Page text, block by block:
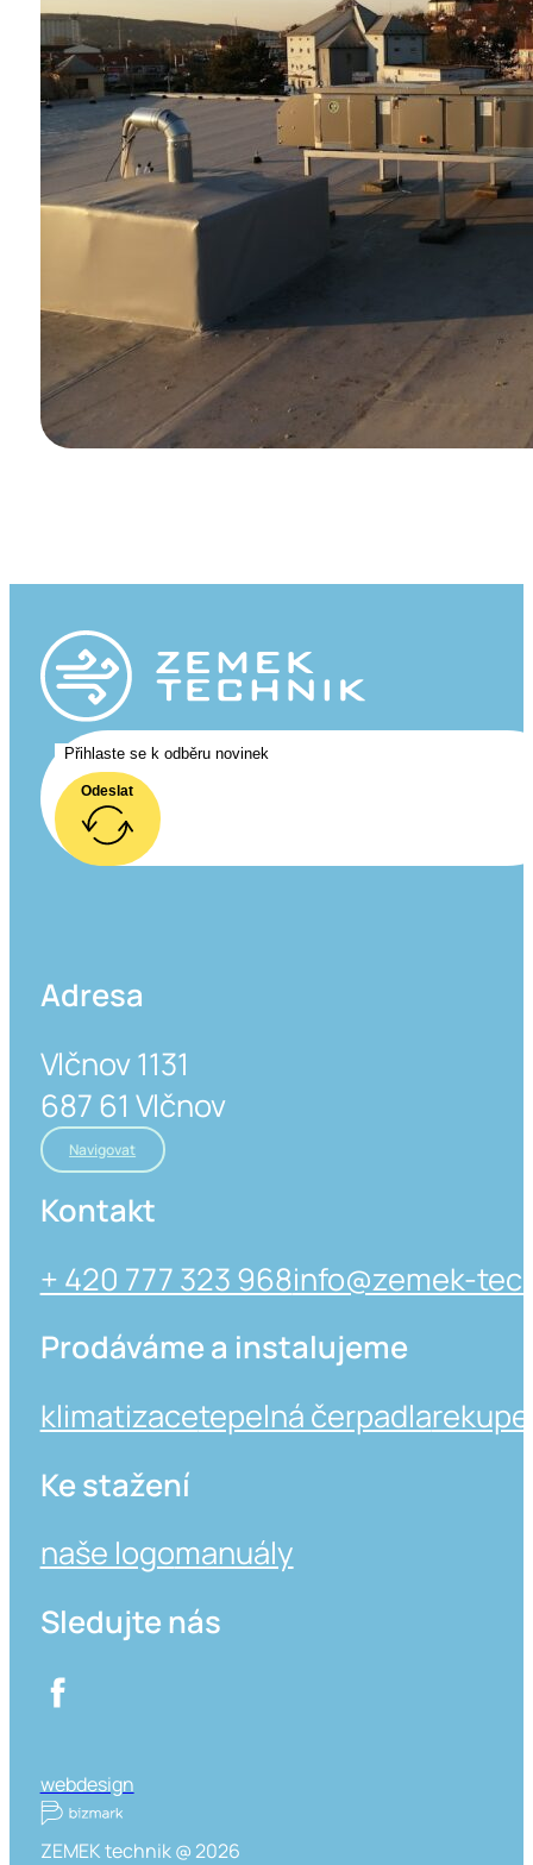
Odeslat
Adresa
Vlčnov 1131
687 61 Vlčnov
Navigovat
Kontakt
+ 420 777 323 968info@zemek-
Prodáváme a instalujeme
klimatizacetepelná čerpadla
Ke stažení
naše logomanuály
Sledujte nás
webdesign
ZEMEK technik @ 2026